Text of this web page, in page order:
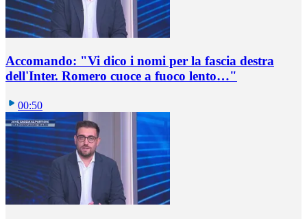
Accomando: "Vi dico i nomi per la fascia destra
dell'Inter. Romero cuoce a fuoco lento…"
00:50